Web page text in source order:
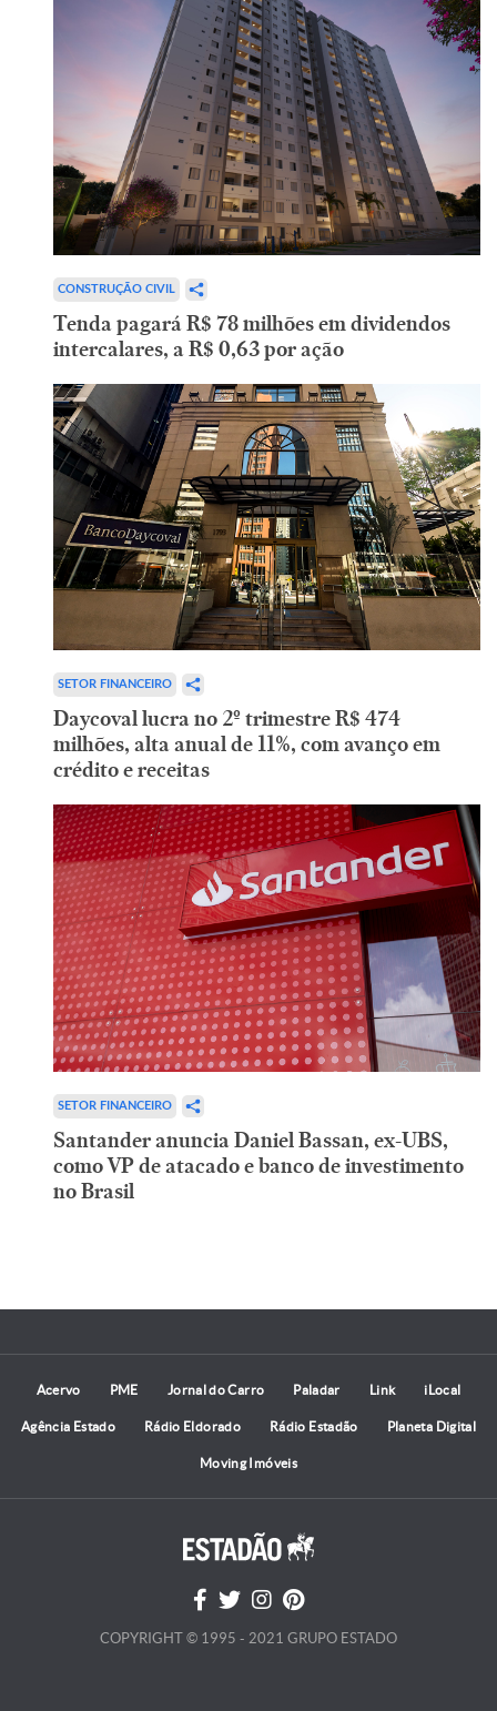
CONSTRUÇÃO CIVIL
Tenda pagará R$ 78 milhões em dividendos
intercalares, a R$ 0,63 por ação
SETOR FINANCEIRO
Daycoval lucra no 2º trimestre R$ 474
milhões, alta anual de 11%, com avanço em
crédito e receitas
SETOR FINANCEIRO
Santander anuncia Daniel Bassan, ex-UBS,
como VP de atacado e banco de investimento
no Brasil
Acervo PME Jornal do Carro Paladar Link iLocal
Agência Estado Rádio Eldorado Rádio Estadão Planeta Digital
Moving Imóveis
COPYRIGHT © 1995 - 2021 GRUPO ESTADO